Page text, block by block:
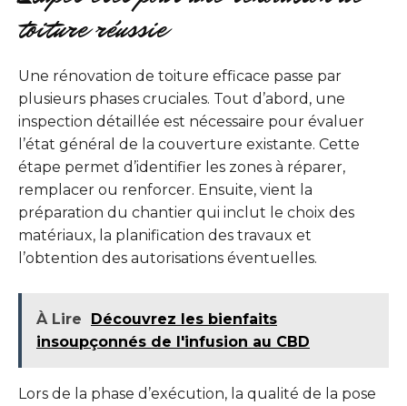
toiture réussie
Une rénovation de toiture efficace passe par
plusieurs phases cruciales. Tout d’abord, une
inspection détaillée est nécessaire pour évaluer
l’état général de la couverture existante. Cette
étape permet d’identifier les zones à réparer,
remplacer ou renforcer. Ensuite, vient la
préparation du chantier qui inclut le choix des
matériaux, la planification des travaux et
l’obtention des autorisations éventuelles.
À Lire
Découvrez les bienfaits
insoupçonnés de l'infusion au CBD
Lors de la phase d’exécution, la qualité de la pose